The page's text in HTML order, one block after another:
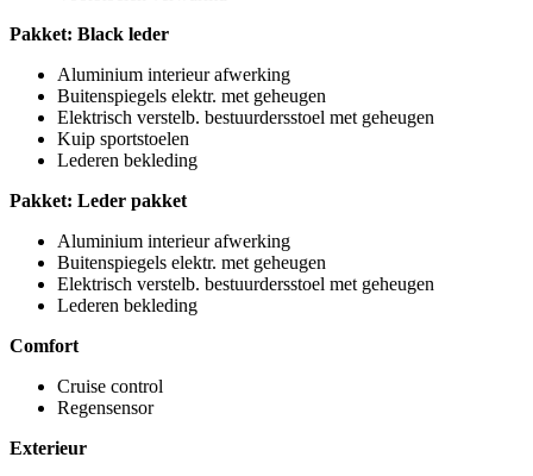
Pakket: Black leder
Aluminium interieur afwerking
Buitenspiegels elektr. met geheugen
Elektrisch verstelb. bestuurdersstoel met geheugen
Kuip sportstoelen
Lederen bekleding
Pakket: Leder pakket
Aluminium interieur afwerking
Buitenspiegels elektr. met geheugen
Elektrisch verstelb. bestuurdersstoel met geheugen
Lederen bekleding
Comfort
Cruise control
Regensensor
Exterieur